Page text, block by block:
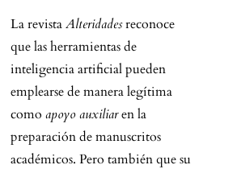
La revistaAlteridadesreconoce
que las herramientas de
inteligencia artificial pueden
emplearse de manera legítima
como apoyo auxiliaren la
preparación de manuscritos
académicos. Pero también que su